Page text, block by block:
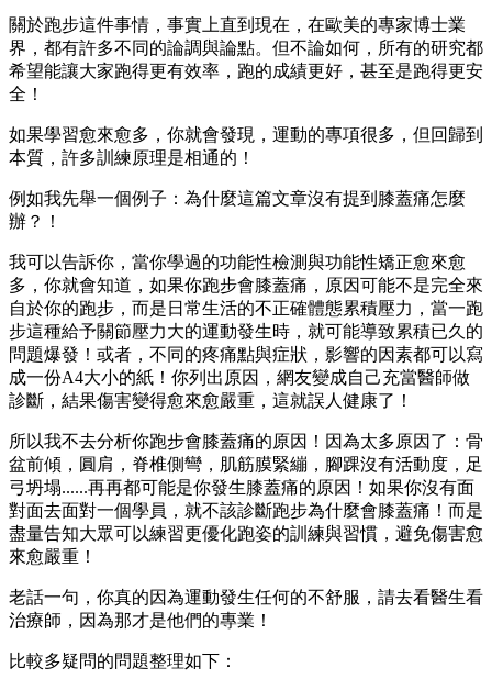
關於跑步這件事情，事實上直到現在，在歐美的專家博士業
界，都有許多不同的論調與論點。但不論如何，所有的研究都
希望能讓大家跑得更有效率，跑的成績更好，甚至是跑得更安
全！
如果學習愈來愈多，你就會發現，運動的專項很多，但回歸到
本質，許多訓練原理是相通的！
例如我先舉一個例子：為什麼這篇文章沒有提到膝蓋痛怎麼
辦？！
我可以告訴你，當你學過的功能性檢測與功能性矯正愈來愈
多，你就會知道，如果你跑步會膝蓋痛，原因可能不是完全來
自於你的跑步，而是日常生活的不正確體態累積壓力，當一跑
步這種給予關節壓力大的運動發生時，就可能導致累積已久的
問題爆發！或者，不同的疼痛點與症狀，影響的因素都可以寫
成一份A4大小的紙！你列出原因，網友變成自己充當醫師做
診斷，結果傷害變得愈來愈嚴重，這就誤人健康了！
所以我不去分析你跑步會膝蓋痛的原因！因為太多原因了：骨
盆前傾，圓肩，脊椎側彎，肌筋膜緊繃，腳踝沒有活動度，足
弓坍塌......再再都可能是你發生膝蓋痛的原因！如果你沒有面
對面去面對一個學員，就不該診斷跑步為什麼會膝蓋痛！而是
盡量告知大眾可以練習更優化跑姿的訓練與習慣，避免傷害愈
來愈嚴重！
老話一句，你真的因為運動發生任何的不舒服，請去看醫生看
治療師，因為那才是他們的專業！
比較多疑問的問題整理如下：